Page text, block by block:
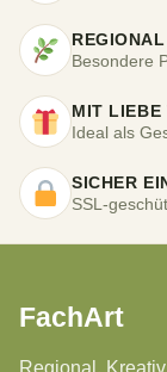
Besondere
MIT LIEBE
Ideal als
SICHER
SSL-
FachArt
Regional.